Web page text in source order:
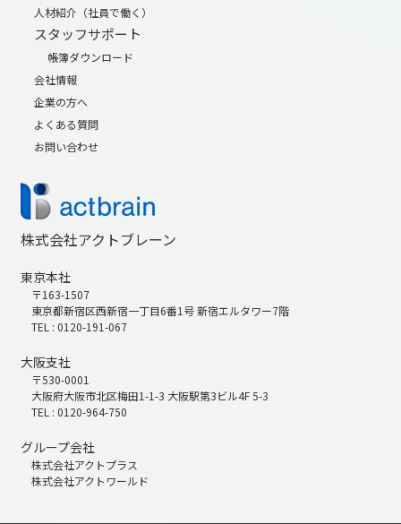
人材紹介（社員で働く）
スタッフサポート
帳簿ダウンロード
会社情報
企業の方へ
よくある質問
お問い合わせ
株式会社アクトブレーン
東京本社
〒163-1507
東京都新宿区西新宿一丁目6番1号 新宿エルタワー7階
TEL : 0120-191-067
大阪支社
〒530-0001
大阪府大阪市北区梅田1-1-3 大阪駅第3ビル4F 5-3
TEL : 0120-964-750
グループ会社
株式会社アクトプラス
株式会社アクトワールド